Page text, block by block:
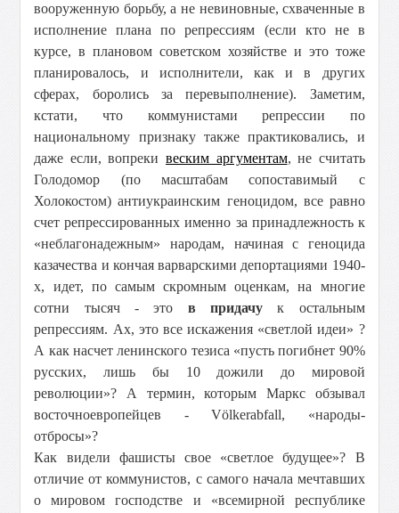
вооруженную борьбу, а не невиновные, схваченные в
исполнение плана по репрессиям (если кто не в
курсе, в плановом советском хозяйстве и это тоже
планировалось, и исполнители, как и в других
сферах, боролись за перевыполнение). Заметим,
кстати, что коммунистами репрессии по
национальному признаку также практиковались, и
даже если, вопреки веским аргументам, не считать
Голодомор (по масштабам сопоставимый с
Холокостом) антиукраинским геноцидом, все равно
счет репрессированных именно за принадлежность к
«неблагонадежным» народам, начиная с геноцида
казачества и кончая варварскими депортациями 1940-
х, идет, по самым скромным оценкам, на многие
сотни тысяч - это в придачук остальным
репрессиям. Ах, это все искажения «светлой идеи» ?
А как насчет ленинского тезиса «пусть погибнет 90%
русских, лишь бы 10 дожили до мировой
революции»? А термин, которым Маркс обзывал
восточноевропейцев - Völkerabfall, «народы-
отбросы»?
Как видели фашисты свое «светлое будущее»? В
отличие от коммунистов, с самого начала мечтавших
о мировом господстве и «всемирной республике